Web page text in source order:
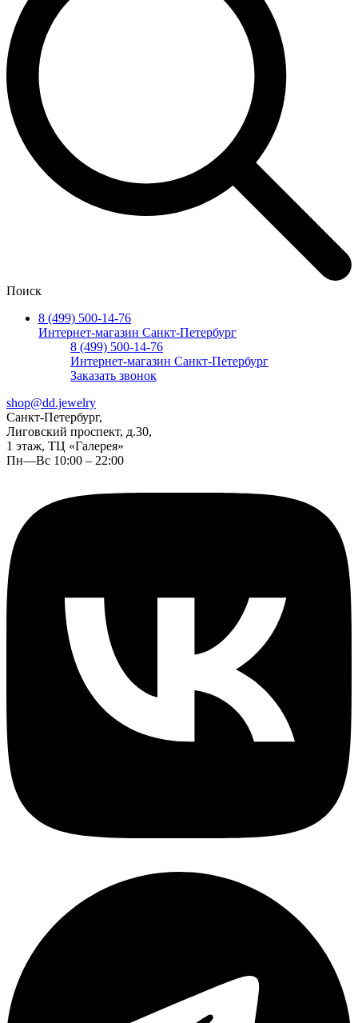
Поиск
8 (499) 500-14-76
Интернет-магазин Санкт-Петербург
8 (499) 500-14-76
Интернет-магазин Санкт-Петербург
Заказать звонок
shop@dd.jewelry
Санкт-Петербург,
Лиговский проспект, д.30,
1 этаж, ТЦ «Галерея»
Пн—Вс 10:00 – 22:00